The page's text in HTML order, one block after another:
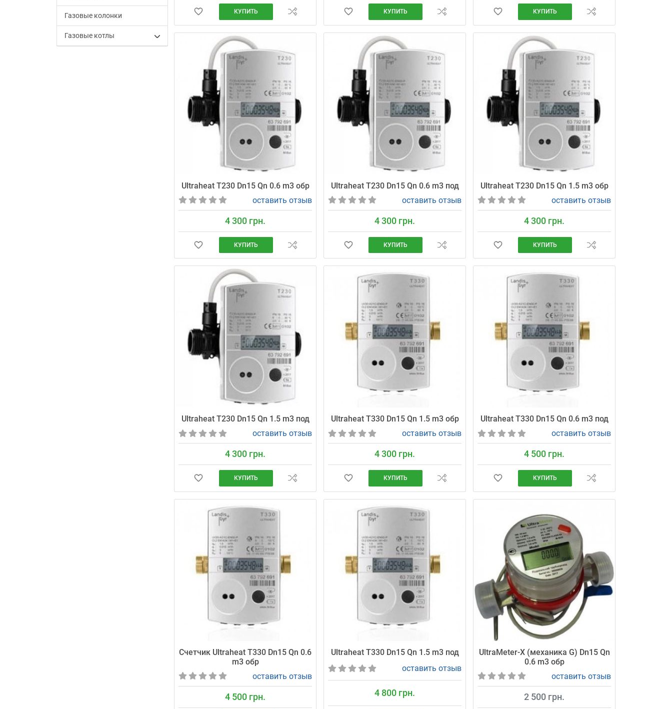
Газовые колонки
Газовые котлы
КУПИТЬ КУПИТЬ КУПИТЬ
Ultraheat T230 Dn15 Qn 0.6 m3 обр
оставить отзыв
4 300 грн.
КУПИТЬ
Ultraheat T230 Dn15 Qn 0.6 m3 под
оставить отзыв
4 300 грн.
КУПИТЬ
Ultraheat T230 Dn15 Qn 1.5 m3 обр
оставить отзыв
4 300 грн.
КУПИТЬ
Ultraheat T230 Dn15 Qn 1.5 m3 под
оставить отзыв
4 300 грн.
КУПИТЬ
Ultraheat T330 Dn15 Qn 1.5 m3 обр
оставить отзыв
4 300 грн.
КУПИТЬ
Ultraheat T330 Dn15 Qn 0.6 m3 под
оставить отзыв
4 500 грн.
КУПИТЬ
Счетчик Ultraheat T330 Dn15 Qn 0.6
m3 обр
оставить отзыв
4 500 грн.
Ultraheat T330 Dn15 Qn 1.5 m3 под
оставить отзыв
4 800 грн.
UltraMeter-X (механика G) Dn15 Qn
0.6 m3 обр
оставить отзыв
2 500 грн.